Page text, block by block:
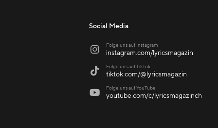
Social Media
 Folge uns auf Instagram
instagram.com/lyricsmagazin
 Folge uns auf TikTok
tiktok.com/@lyricsmagazin
 Folge uns auf YouTube
youtube.com/c/lyricsmagazinch